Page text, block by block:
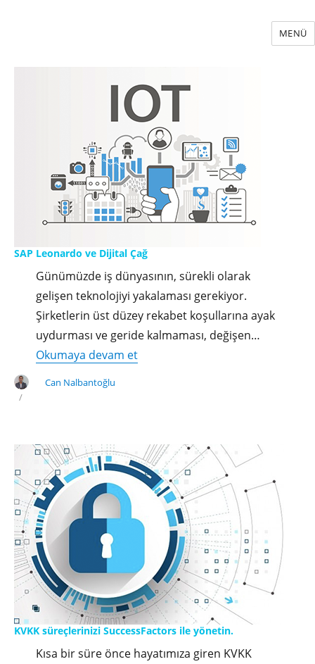
MENÜ
SAP Leonardo ve Dijital Çağ
Günümüzde iş dünyasının, sürekli olarak
gelişen teknolojiyi yakalaması gerekiyor.
Şirketlerin üst düzey rekabet koşullarına ayak
uydurması ve geride kalmaması, değişen…
Okumaya devam et"SAP
Can Nalbantoğlu
KVKK süreçlerinizi SuccessFactors ile yönetin.
Kısa bir süre önce hayatımıza giren KVKK